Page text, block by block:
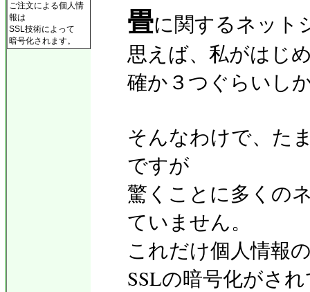
ご注文による個人情
報は
SSL技術によって
暗号化されます。
畳に関するネット
思えば、私がはじ
確か３つぐらいし
そんなわけで、た
ですが
驚くことに多くの
ていません。
これだけ個人情報
SSLの暗号化がさ